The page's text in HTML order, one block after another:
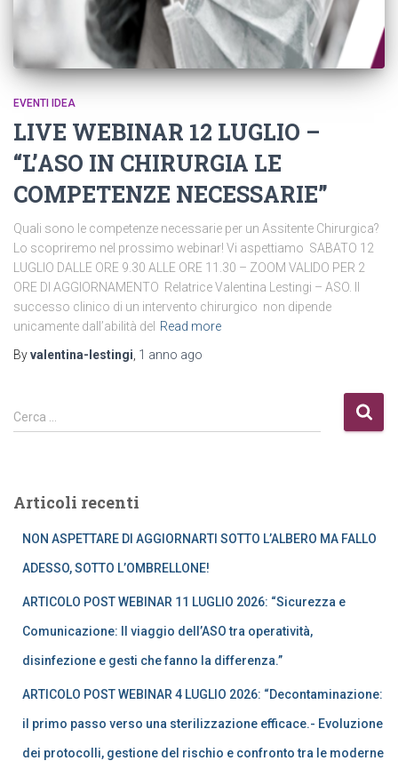
EVENTI IDEA
LIVE WEBINAR 12 LUGLIO –
“L’ASO IN CHIRURGIA LE
COMPETENZE NECESSARIE”
Quali sono le competenze necessarie per un Assitente Chirurgica?
Lo scopriremo nel prossimo webinar! Vi aspettiamo SABATO 12
LUGLIO DALLE ORE 9.30 ALLE ORE 11.30 – ZOOM VALIDO PER 2
ORE DI AGGIORNAMENTO Relatrice Valentina Lestingi – ASO. Il
successo clinico di un intervento chirurgico non dipende
unicamente dall’abilità del Read more
Byvalentina-lestingi 1 anno ago
R
i
c
Cerca …
Articoli recenti
NON ASPETTARE DI AGGIORNARTI SOTTO L’ALBERO MA FALLO
ADESSO, SOTTO L’OMBRELLONE!
ARTICOLO POST WEBINAR 11 LUGLIO 2026: “Sicurezza e
Comunicazione: Il viaggio dell’ASO tra operatività,
disinfezione e gesti che fanno la differenza.”
ARTICOLO POST WEBINAR 4 LUGLIO 2026: “Decontaminazione:
il primo passo verso una sterilizzazione efficace.- Evoluzione
dei protocolli, gestione del rischio e confronto tra le moderne